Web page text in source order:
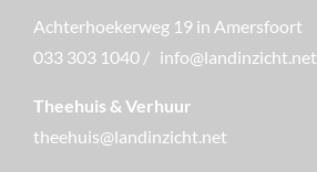
Achterhoekerweg 19 in Amersfoort
033 303 1040 / info@landinzicht.net
Theehuis & Verhuur
theehuis@landinzicht.net